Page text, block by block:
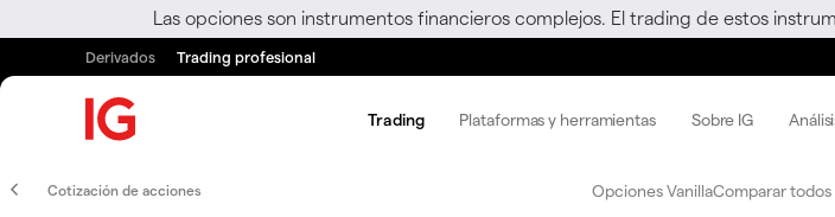
Las opciones son instrumentos financieros complejos. El trading de estos
Derivados Trading profesional
Trading Plataformas y herramientas Sobre IG
Cotización de acciones Opciones VanillaComparar